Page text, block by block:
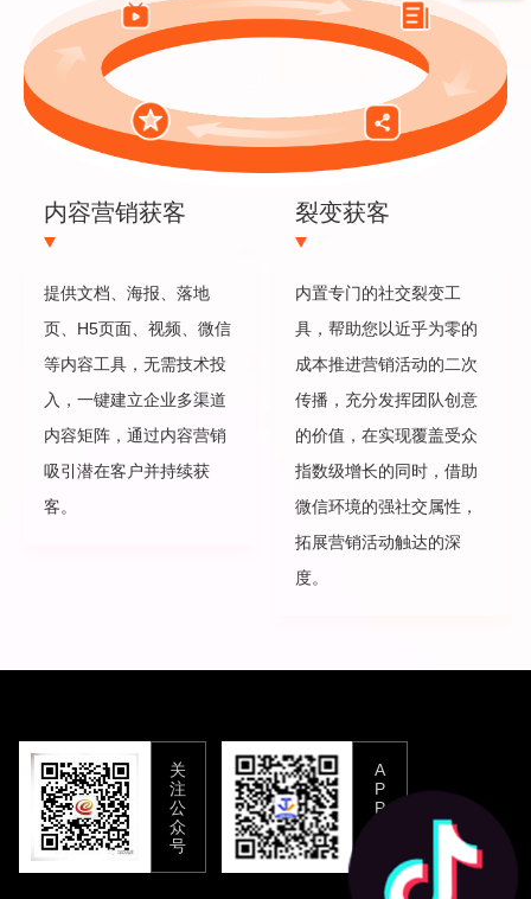
内容营销获客
提供文档、海报、落地
页、H5页面、视频、微信
等内容工具，无需技术投
入，一键建立企业多渠道
内容矩阵，通过内容营销
吸引潜在客户并持续获
客。
裂变获客
内置专门的社交裂变工
具，帮助您以近乎为零的
成本推进营销活动的二次
传播，充分发挥团队创意
的价值，在实现覆盖受众
指数级增长的同时，借助
微信环境的强社交属性，
拓展营销活动触达的深
度。
关
注
公
众
号
A
P
P